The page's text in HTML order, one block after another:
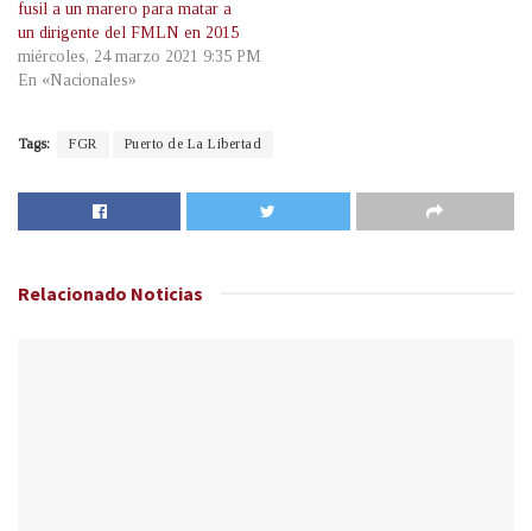
fusil a un marero para matar a
un dirigente del FMLN en 2015
miércoles, 24 marzo 2021 9:35 PM
En «Nacionales»
Tags: FGR Puerto de La Libertad
Relacionado Noticias